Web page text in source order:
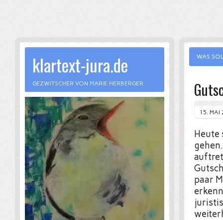
WAS
15. MAI
Heute
paar
klartext-jura.de
GEZWITSCHER VON MARIE HERBERGER